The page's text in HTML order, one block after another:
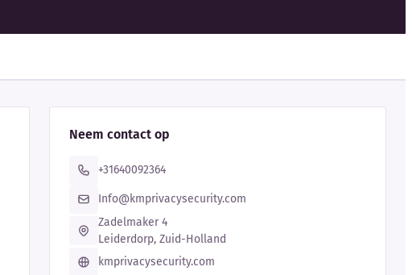
Neem contact op
+31640092364
Info@kmprivacysecurity.com
Zadelmaker 4
Leiderdorp, Zuid-Holland
kmprivacysecurity.com